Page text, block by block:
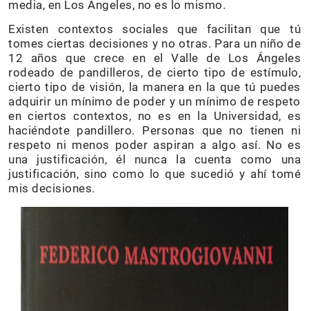
media, en Los Ángeles, no es lo mismo.
Existen contextos sociales que facilitan que tú
tomes ciertas decisiones y no otras. Para un niño de
12 años que crece en el Valle de Los Ángeles
rodeado de pandilleros, de cierto tipo de estímulo,
cierto tipo de visión, la manera en la que tú puedes
adquirir un mínimo de poder y un mínimo de respeto
en ciertos contextos, no es en la Universidad, es
haciéndote pandillero. Personas que no tienen ni
respeto ni menos poder aspiran a algo así. No es
una justificación, él nunca la cuenta como una
justificación, sino como lo que sucedió y ahí tomé
mis decisiones.